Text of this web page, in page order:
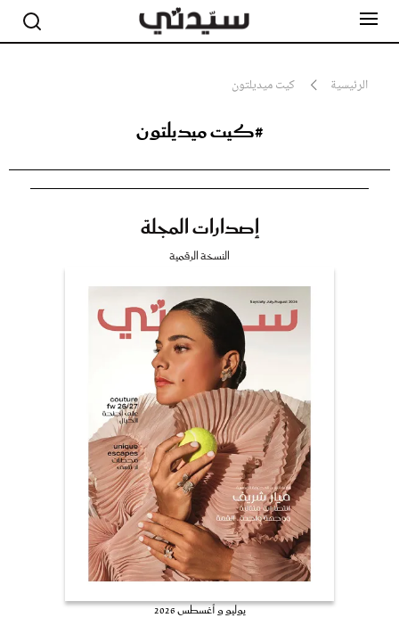
الرئيسية كيت ميديلتون
#كيت ميديلتون
إصدارات المجلة
النسخة الرقمية
يوليو و أغسطس 2026
جمال
صحة ورشاقة
عروس سيدتي